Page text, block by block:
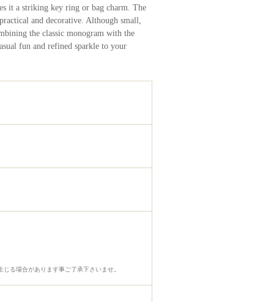
it a striking key ring or bag charm. The
and decorative. Although small,
the classic monogram with the
fun and refined sparkle to your
る場合があります事ご了承下さいませ。